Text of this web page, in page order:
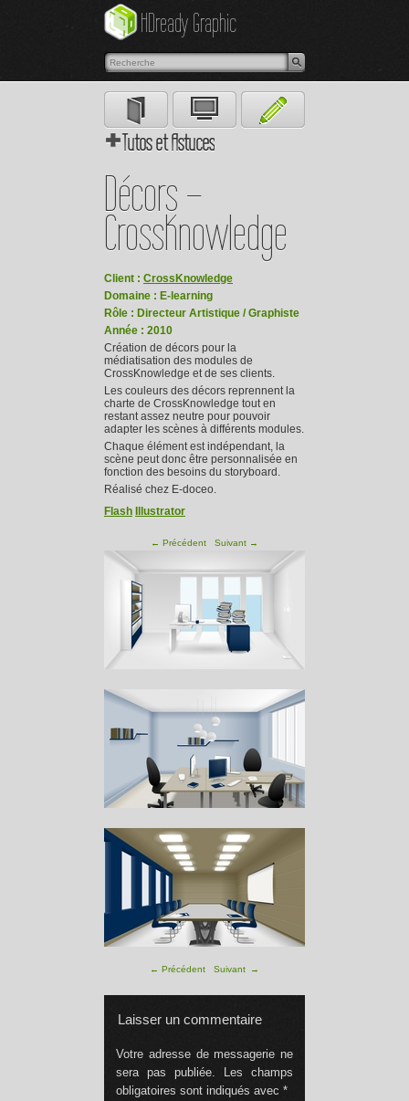
HDready Graphic
GraphisteWebdesigner
Tutos et Astuces
Décors –
CrossKnowledge
Client : CrossKnowledge
Domaine : E-learning
Rôle : Directeur Artistique / Graphiste
Année : 2010
Création de décors pour la
médiatisation des modules de
CrossKnowledge et de ses clients.
Les couleurs des décors reprennent la
charte de CrossKnowledge tout en
restant assez neutre pour pouvoir
adapter les scènes à différents modules.
Chaque élément est indépendant, la
scène peut donc être personnalisée en
fonction des besoins du storyboard.
Réalisé chez E-doceo.
Flash Illustrator
← Précédent Suivant →
← Précédent Suivant →
Laisser un commentaire
Votre adresse de messagerie ne
sera pas publiée.
Les champs
obligatoires sont indiqués avec*
J'accepte